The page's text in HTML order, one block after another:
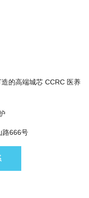
的高端城芯 CCRC 医养
路666号